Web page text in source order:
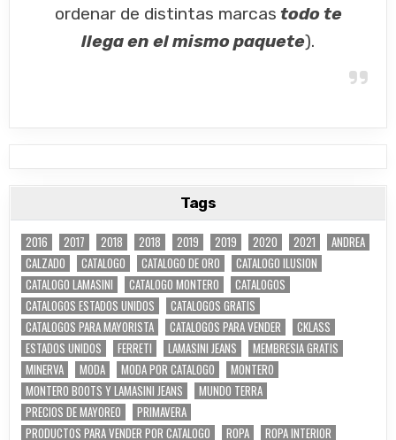
ordenar de distintas marcas todo te
llega en el mismo paquete).
Tags
2016 2017 2018 2018 2019 2019 2020 2021
ANDREA
CALZADO
CATALOGO CATALOGO DE ORO
CATALOGO ILUSION
CATALOGO LAMASINI
CATALOGO MONTERO
CATALOGOS
CATALOGOS ESTADOS UNIDOS
CATALOGOS GRATIS
CATALOGOS PARA MAYORISTA
CATALOGOS PARA VENDER
CKLASS
ESTADOS UNIDOS
FERRETI LAMASINI JEANS
MEMBRESIA GRATIS
MINERVA
MODA MODA POR CATALOGO
MONTERO
MONTERO BOOTS Y LAMASINI JEANS
MUNDO TERRA
PRECIOS DE MAYOREO
PRIMAVERA
PRODUCTOS PARA VENDER POR CATALOGO
ROPA ROPA INTERIOR